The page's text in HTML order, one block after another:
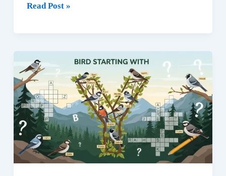
Sykdom
og
Kryssordtips
for
Alle
Nivåer
Read Post »